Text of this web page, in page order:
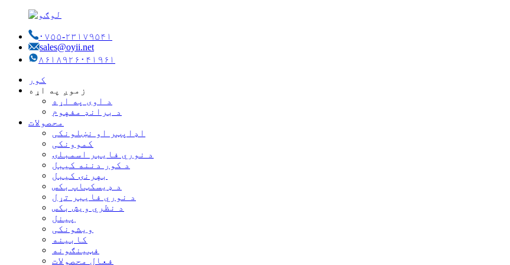
۰۷۵۵-۲۳۱۷۹۵۴۱
sales@oyii.net
۸۶۱۸۹۲۶۰۴۱۹۶۱
کور
زموږ په اړه
د اوی په اړه
د برانډ مفهوم
محصولات
اډاپټر او نښلونکی
کموونکی
د نوري فایبر اسمبلۍ
د کور دننه کیبل
بهرنۍ کیبل
د ډیسکټاپ بکس
د نوري فایبر تړل
د نظري ویش بکس
پینل
ویشونکی
کابینه
فټینګونه
فعال محصولات